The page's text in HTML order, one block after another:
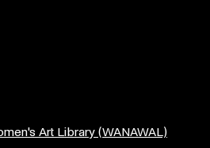
Art Library (WANAWAL)